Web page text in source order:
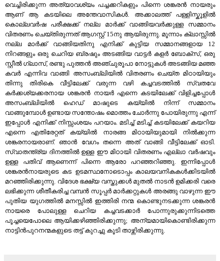
വെച്ചിരിക്കുന്ന അത്യാവശ്യം പച്ചക്കറികളും പിന്നെ ശങ്കരന്‍ നായരും
ആണ് ആ കടയിലെ അന്തേവാസികള്‍. അക്കാലത്ത്‌ പള്ളിസ്കൂളില്‍
കൊല്ലവര്‍ഷ പരീക്ഷക്ക്‌ നല്ല മാര്‍ക്ക്‌ വാങ്ങിയവര്‍ക്കുള്ള സമ്മാനം
വിതരണം ചെയ്തിരുന്നത് ആഗസ്റ്റ്‌ 15നു ആയിരുന്നു. മൂന്നാം ക്ലാസ്സില്‍
നല്ല മാര്‍ക്ക്‌ വാങ്ങിയതിനു എനിക്ക് കുട്ടിയ സമ്മാനങ്ങളായ 12
നിറങ്ങളും ഒരു ചെറിയ ബ്രഷും അടങ്ങിയ വാട്ടര്‍ കളര്‍ ബോക്സ്, ഒരു
സ്റ്റീല്‍ ഗ്ലാസ്‌, രണ്ടു പുത്തന്‍ അഞ്ചുരൂപാ നോട്ടുകള്‍ അടങ്ങിയ മഞ്ഞ
കവര്‍ എന്നിവ വാങ്ങി അസംബ്ലിയില്‍ വിതരണം ചെയ്ത മിഠായിയും
തിന്നു തിരികെ വീട്ടിലേക്ക്‌ വരുന്ന വഴി കച്ചവടത്തില്‍ സ്വതവേ
കര്‍ക്കശ്യക്കരനായ ശങ്കരന്‍ നായര്‍ എന്നെ കടയിലേക്ക് വിളിച്ചപ്പോള്‍
അസംബ്ലിയില്‍ ഹെഡ് മാഷുടെ കയ്യില്‍ നിന്ന് സമ്മാനം
വാങ്ങുമ്പോള്‍ ഉണ്ടായ സന്തോഷം മൊത്തം ചോര്‍ന്നു പോയിരുന്നു എന്ന്
ഇപ്പോള്‍ എനിക്ക് നിസ്സംശയം പറയാം. മടിച്ച് മടിച്ച് കടയിലേക്ക് കയറിയ
എന്നെ എതിരേറ്റത് കയ്യില്‍ നാരങ്ങ മിഠായിയുമായി നില്‍ക്കുന്ന
ശങ്കരനായരാണ്. ഞാന്‍ വേഗം തന്നെ അത് വാങ്ങി വീട്ടിലേക്ക്‌ ഓടി.
സ്വാതന്ത്ര്യ ദിനത്തില്‍ ഉള്ള ഈ മിഠായി വിതരണം എല്ലാ വര്‍ഷവും
ഉള്ള പതിവ് ആണെന്ന് പിന്നെ ആരോ പറഞ്ഞറിഞ്ഞു. ഇന്നിപ്പോള്‍
ശങ്കരന്‍നായരുടെ കട ഉടമസ്ഥനോടൊപ്പം കാലയവനികകള്‍ക്കിടയില്‍
മറഞ്ഞിരിക്കുന്നു. വിദേശ ഭക്ഷ്യ വസ്തുക്കള്‍ മുതല്‍ നാടന്‍ ഉമിക്കരി വരെ
ലഭിക്കുന്ന ശീതീകരിച്ച വമ്പന്‍ സൂപ്പര്‍ മാര്‍ക്കറ്റുകള്‍ അരങ്ങു വാഴുന്ന ഈ
പുതിയ യുഗത്തില്‍ മനസ്സില്‍ ഇത്തിരി നന്മ കൊണ്ടുനടക്കുന്ന ശങ്കരന്‍
നായരെ പോലുള്ള ചെറിയ കച്ചവടക്കാര്‍ പോന്നുരുക്കുന്നിടത്തെ
പൂച്ചയെപോലെ ആയിക്കഴിഞ്ഞിരിക്കുന്നു; അന്യമായികൊണ്ടിരിക്കുന്ന
നാട്ടിന്‍പുറനന്മകളുടെ തട്ട് കുറച്ചു കൂടി താഴ്ന്നിരിക്കുന്നു.